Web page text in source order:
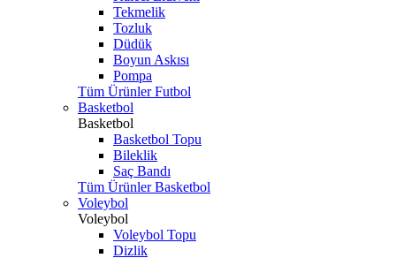
Tekmelik
Tozluk
Düdük
Boyun Askısı
Pompa
Tüm Ürünler Futbol
Basketbol
Basketbol
Basketbol Topu
Bileklik
Saç Bandı
Tüm Ürünler Basketbol
Voleybol
Voleybol
Voleybol Topu
Dizlik